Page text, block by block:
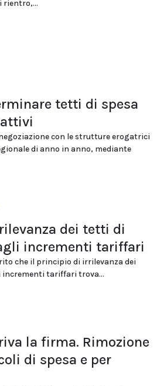
rientro,...
tetti di spesa
con le strutture erogatrici
di anno in anno, mediante
dei tetti di
incrementi tariffari
che il principio di irrilevanza dei
tariffari trova...
la firma. Rimozione
di spesa e per